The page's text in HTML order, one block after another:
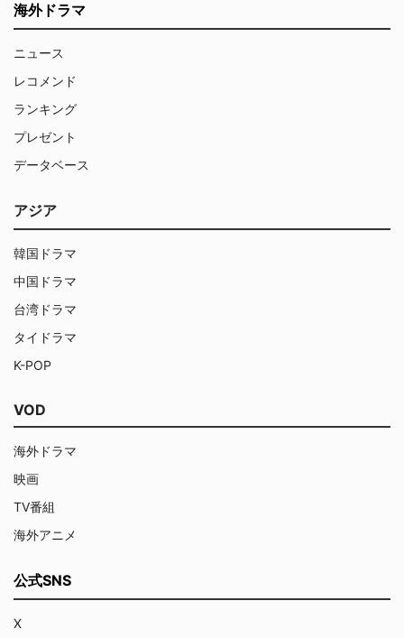
海外ドラマ
ニュース
レコメンド
ランキング
プレゼント
データベース
アジア
韓国ドラマ
中国ドラマ
台湾ドラマ
タイドラマ
K-POP
VOD
海外ドラマ
映画
TV番組
海外アニメ
公式SNS
X